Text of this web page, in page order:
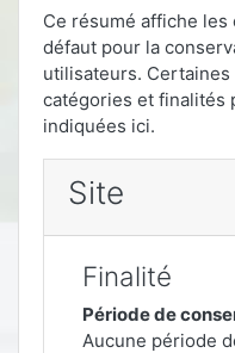
Ce résumé affiche
défaut pour la
utilisateurs.
catégories et finalités
indiquées ici.
Site
Finalité
Période de
Aucune période